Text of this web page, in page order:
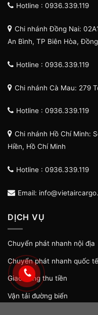
Hotline : 0936.339.119
Chi nhánh Đồng Nai:
An Bình, TP Biên Hòa,
Hotline : 0936.339.119
Chi nhánh Cà Mau: 279
Hotline : 0936.339.119
Chi nhánh Hồ Chí Minh:
Hiền, Hồ Chí Minh
Hotline : 0936.339.119
Email:
DỊCH VỤ
Chuyển phát nhanh nội địa
Chuyển phát nhanh quốc tế
Giao hàng thu tiền
Vận tải đường biển